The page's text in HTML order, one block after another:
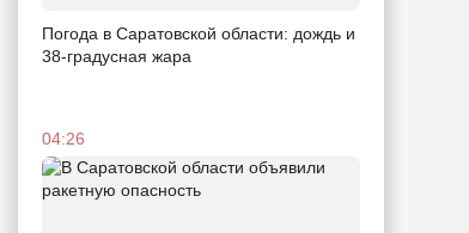
Погода в Саратовской области: дождь и
38-градусная жара
04:26